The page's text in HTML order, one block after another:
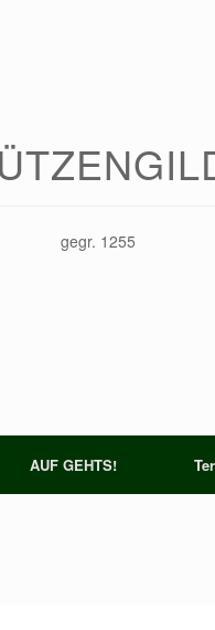
gegr. 1255
AUF GEHTS!